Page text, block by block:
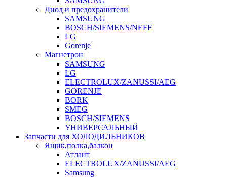
Диод и предохранители
SAMSUNG
BOSCH/SIEMENS/NEFF
LG
Gorenje
Магнетрон
SAMSUNG
LG
ELECTROLUX/ZANUSSI/AEG
GORENJE
BORK
SMEG
BOSCH/SIEMENS
УНИВЕРСАЛЬНЫЙ
Запчасти для ХОЛОДИЛЬНИКОВ
Ящик,полка,балкон
Атлант
ELECTROLUX/ZANUSSI/AEG
Samsung